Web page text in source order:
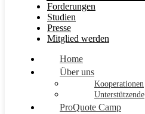
Forderungen
Studien
Presse
Mitglied werden
Home
Über uns
Kooperationen
Unterstützende
ProQuote Camp